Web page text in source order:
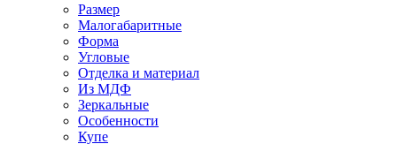
Размер
Малогабаритные
Форма
Угловые
Отделка и материал
Из МДФ
Зеркальные
Особенности
Купе